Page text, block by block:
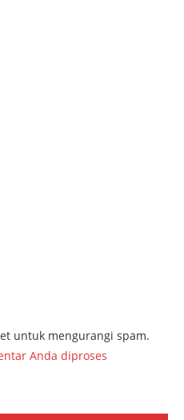
untuk mengurangi spam.
Anda diproses